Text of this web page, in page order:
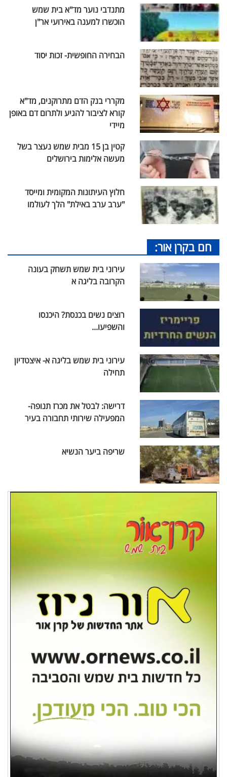
מתנדבי נוער מד"א בית שמש
הוכשרו למענה באירועי אר"ן
הבחירה החופשית- זכות יסוד
מקררי בנק הדם מתרוקנים, מד"א
קורא לציבור להגיע ולתרום דם באופן
מיידי
קטין בן 15 מבית שמש נעצר בשל
מעשה אלימות בירושלים
חלוץ העיתונות המקומית ומייסד
"ערב ערב באילת" הלך לעולמו
חם בקרן אור:
עירוני בית שמש תשחק בעונה
הקרובה בליגה א
רוצים נשים בכנסת? היכנסו
והשפיעו...
עירוני בית שמש בליגה א- איצטדיון
תחילה
דרישה: לבטל את מכרז תנופה-
המפעילה שירותי תחבורה בעיר
שריפה ביער הנשיא